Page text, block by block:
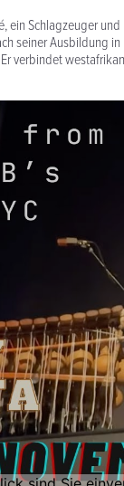
ein Schlagzeuger
seiner Ausbildung
verbindet